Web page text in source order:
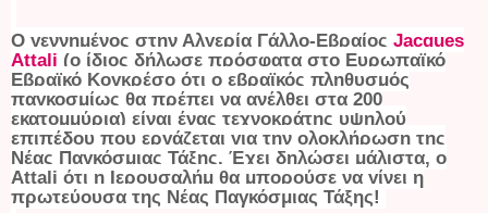
Ο γεννημένος στην Αλγερία Γάλλο-Εβραίος Jacques
Attali (ο ίδιος δήλωσε πρόσφατα στο Ευρωπαϊκό
Εβραϊκό Κογκρέσο ότι ο εβραϊκός πληθυσμός
παγκοσμίως θα πρέπει να ανέλθει στα 200
εκατομμύρια) είναι ένας τεχνοκράτης υψηλού
επιπέδου που εργάζεται για την ολοκλήρωση της
Νέας Παγκόσμιας Τάξης. Έχει δηλώσει μάλιστα, ο
Attali ότι η Ιερουσαλήμ θα μπορούσε να γίνει η
πρωτεύουσα της Νέας Παγκόσμιας Τάξης!